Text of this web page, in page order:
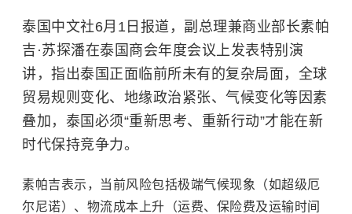
泰国中文社6月1日报道，副总理兼商业部长素帕
吉·苏探潘在泰国商会年度会议上发表特别演
讲，指出泰国正面临前所未有的复杂局面，全球
贸易规则变化、地缘政治紧张、气候变化等因素
叠加，泰国必须“重新思考、重新行动”才能在新
时代保持竞争力。
素帕吉表示，当前风险包括极端气候现象（如超级厄
尔尼诺）、物流成本上升（运费、保险费及运输时间